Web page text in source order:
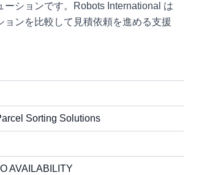
ションです。Robots International は
ンを比較して見積依頼を進める支援
Sorting Solutions
AVAILABILITY